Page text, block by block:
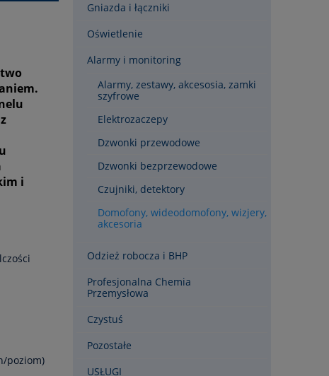
i
poziom)
Gniazda i łączniki
Oświetlenie
Alarmy i monitoring
Alarmy, zestawy, akcesosia, zamki
szyfrowe
Elektrozaczepy
Dzwonki przewodowe
Dzwonki bezprzewodowe
Czujniki, detektory
Domofony, wideodomofony, wizjery,
akcesoria
Odzież robocza i BHP
Profesjonalna Chemia
Przemysłowa
Czystuś
Pozostałe
USŁUGI